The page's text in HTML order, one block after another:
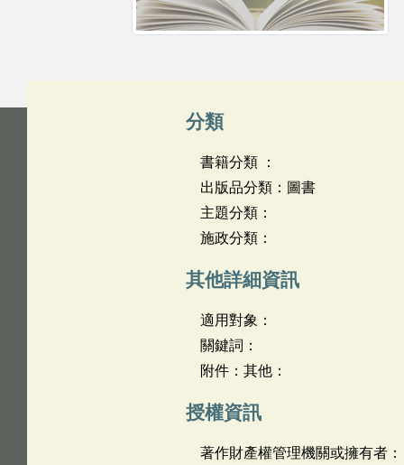
分類
書籍分類 ：
出版品分類：圖書
主題分類：
施政分類：
其他詳細資訊
適用對象：
關鍵詞：
附件：其他：
授權資訊
著作財產權管理機關或擁有者：